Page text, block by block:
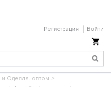
Регистрация Войти
и Одеяла. оптом >